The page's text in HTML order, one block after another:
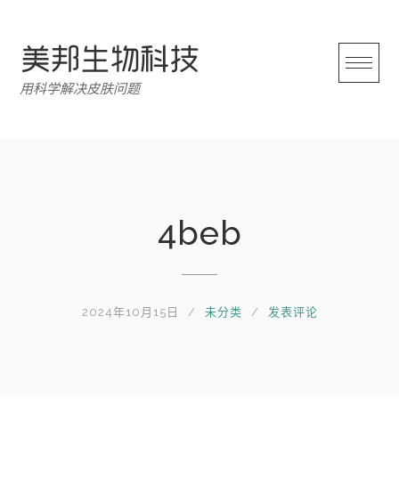
用科学解决皮肤问题
4beb
2024年10月15日 未分类 发表评论